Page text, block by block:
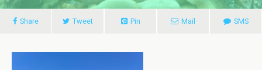
Share Tweet Pin Mail SMS